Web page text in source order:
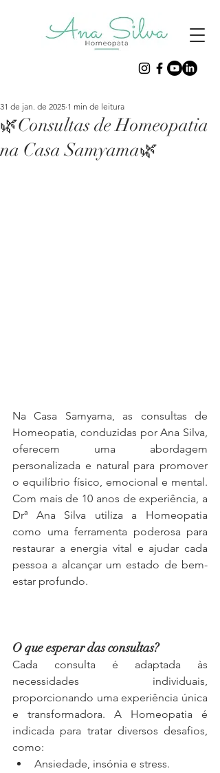
🌿Consultas de Homeopatia
na Casa Samyama🌿
31 de jan. de 2025 1 min de leitura
Na Casa Samyama, as consultas de
Homeopatia, conduzidas por Ana Silva,
oferecem uma abordagem
personalizada e natural para promover
o equilíbrio físico, emocional e mental.
Com mais de 10 anos de experiência, a
Drª Ana Silva utiliza a Homeopatia
como uma ferramenta poderosa para
restaurar a energia vital e ajudar cada
pessoa a alcançar um estado de bem-
estar profundo.
O que esperar das consultas?
Cada consulta é adaptada às
necessidades individuais,
proporcionando uma experiência única
e transformadora. A Homeopatia é
indicada para tratar diversos desafios,
como:
Ansiedade, insónia e stress.